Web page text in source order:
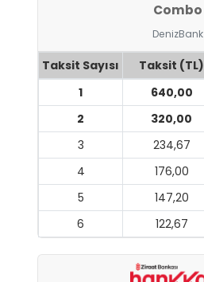
Combo
DenizBank
Taksit Sayısı Taksit (TL)
1
640,00
2
320,00
3
234,67
4
176,00
5
147,20
6
122,67